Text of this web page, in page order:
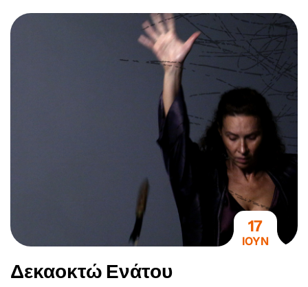
17
ΙΟΥΝ
Δεκαοκτώ Ενάτου